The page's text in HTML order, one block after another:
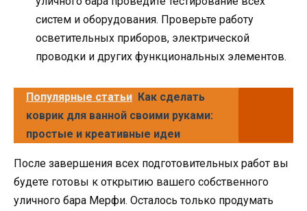
систем и оборудования. Проверьте работу
осветительных приборов, электрической
проводки и других функциональных элементов.
Популярные статьи Как сделать
коврик для ванной своими руками:
простые и креативные идеи
После завершения всех подготовительных работ вы
будете готовы к открытию вашего собственного
уличного бара Мерфи. Осталось только продумать